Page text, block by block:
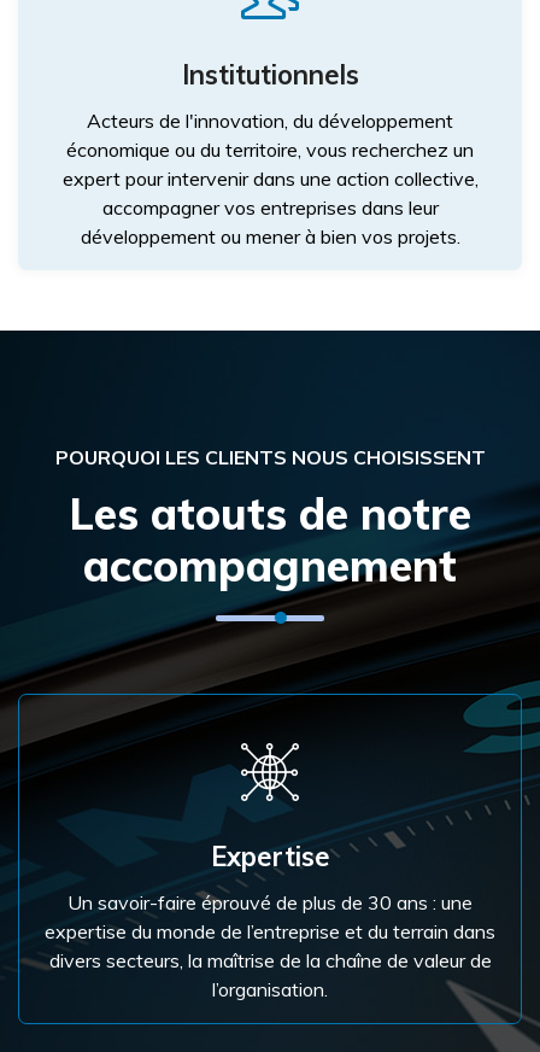
Institutionnels
Acteurs de l'innovation, du développement
économique ou du territoire, vous recherchez un
expert pour intervenir dans une action collective,
accompagner vos entreprises dans leur
développement ou mener à bien vos projets.
POURQUOI LES CLIENTS NOUS CHOISISSENT
Les atouts de notre
accompagnement
Expertise
Un savoir-faire éprouvé de plus de 30 ans : une
expertise du monde de l’entreprise et du terrain dans
divers secteurs, la maîtrise de la chaîne de valeur de
l’organisation.